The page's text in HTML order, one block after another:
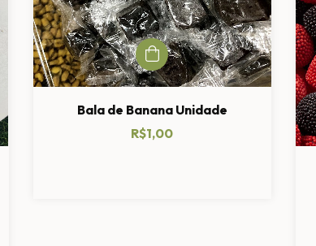
Bala de Banana Unidade
R$1,00